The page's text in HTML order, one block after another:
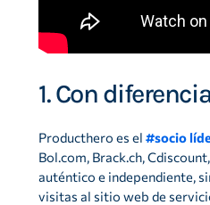
1. Con
Producthero es el#socio
Bol.com, Brack.ch,
auténtico e independiente,
visitas al sitio web de